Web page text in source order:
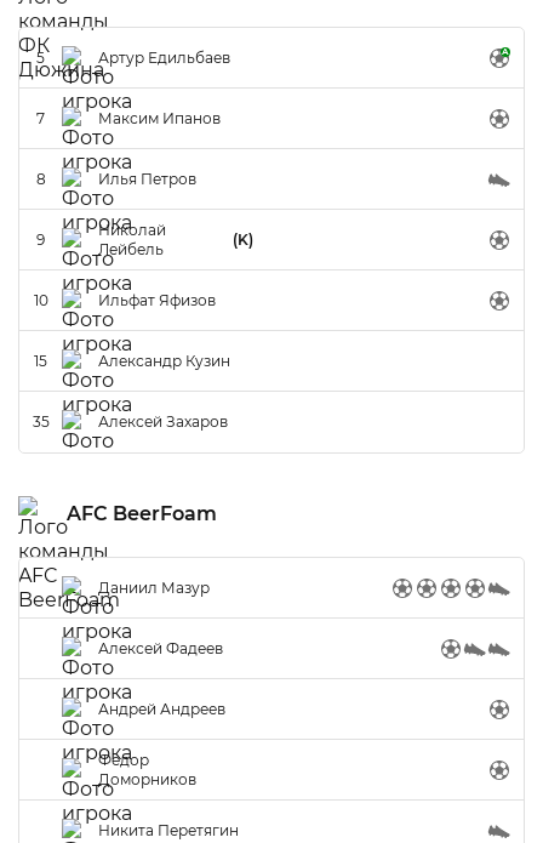
5 Артур Едильбаев
7 Максим Ипанов
8 Илья Петров
9
Николай
Лейбель
(K)
10 Ильфат Яфизов
15 Александр Кузин
35 Алексей Захаров
AFC BeerFoam
Даниил Мазур
Алексей Фадеев
Андрей Андреев
Федор
Доморников
Никита Перетягин